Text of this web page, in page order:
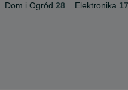
Dom i Ogród 28 Elektronika 17